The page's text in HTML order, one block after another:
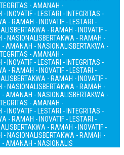
- AMANAH -
- INOVATIF - LESTARI - INTEGRITAS -
- RAMAH - INOVATIF - LESTARI -
BERTAKWA - RAMAH - INOVATIF -
- NASIONALISBERTAKWA - RAMAH -
- AMANAH - NASIONALISBERTAKWA -
- AMANAH -
- INOVATIF - LESTARI - INTEGRITAS -
- RAMAH - INOVATIF - LESTARI -
BERTAKWA - RAMAH - INOVATIF -
- NASIONALISBERTAKWA - RAMAH -
- AMANAH - NASIONALISBERTAKWA -
- AMANAH -
- INOVATIF - LESTARI - INTEGRITAS -
- RAMAH - INOVATIF - LESTARI -
BERTAKWA - RAMAH - INOVATIF -
- NASIONALISBERTAKWA - RAMAH -
- AMANAH - NASIONALIS